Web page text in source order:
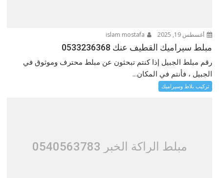
أغسطس 19, 2025
مبلط سيراميك القطيف عنك 0533236368
رقم مبلط الجبيل إذا كنتم تبحثون عن مبلط محترف وموثوق في
الجبيل ، فأنتم في المكان...
تركيب بلاط وسيراميك
مبلط الراكة الخبر 0540563783